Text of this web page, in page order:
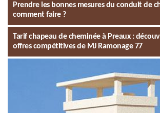
Prendre les bonnes mesures du conduit de
comment faire ?
Tarif chapeau de cheminée à Preaux :
offres compétitives de MJ Ramonage 77